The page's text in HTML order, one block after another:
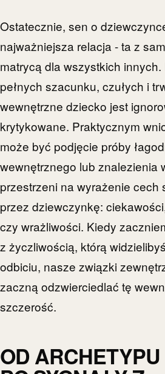
Ostatecznie, sen o
najważniejsza relacja - ta z
matrycą dla wszystkich
pełnych szacunku, czułych i
wewnętrzne dziecko jest
krytykowane. Praktycznym
może być podjęcie próby
wewnętrznego lub znalezienia
przestrzeni na wyrażenie cech
przez dziewczynkę:
czy wrażliwości. Kiedy
z życzliwością, którą
odbiciu, nasze związki
zaczną odzwierciedlać tę
szczerość.
OD